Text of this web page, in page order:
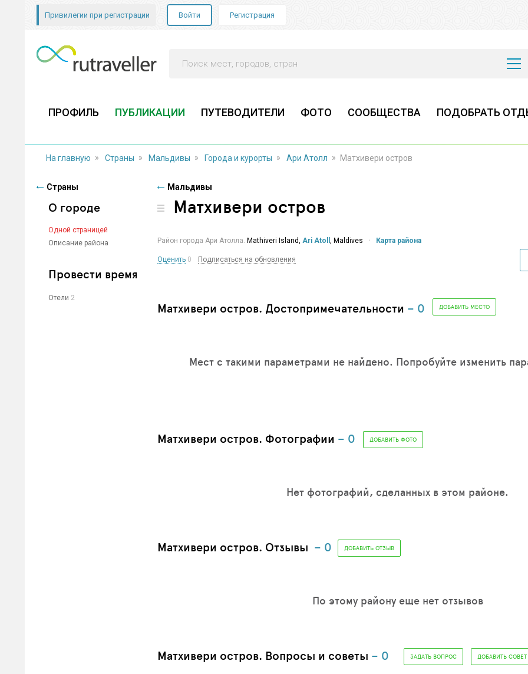
Привилегии при регистрации Войти Регистрация
ПРОФИЛЬ ПУБЛИКАЦИИ ПУТЕВОДИТЕЛИ ФОТО СООБЩЕСТВА ПОДОБРАТЬ
На главную » Страны » Мальдивы » Города и курорты » Ари Атолл » Матхивери остров
Страны
О городе
Одной страницей
Описание района
Провести время
Отели 2
Мальдивы
Матхивери остров
Район города Ари Атолла. Mathiveri Island, Ari Atoll , Maldives • Карта района
Оценить 0 Подписаться на обновления
Матхивери остров. Достопримечательности – 0 ДОБАВИТЬ МЕСТО
Мест с такими параметрами не найдено. Попробуйте изменить
Матхивери остров. Фотографии – 0 ДОБАВИТЬ ФОТО
Нет фотографий, сделанных в этом районе.
Матхивери остров. Отзывы – 0 ДОБАВИТЬ ОТЗЫВ
По этому району еще нет отзывов
Матхивери остров. Вопросы и советы – 0 ЗАДАТЬ ВОПРОС ДОБАВИТЬ СОВЕТ